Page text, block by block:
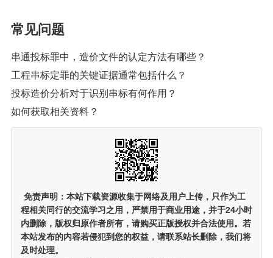
常见问题
串通投标罪中，造价文件的认定方法有哪些？
工程串标定罪的关键证据通常包括什么？
投标造价分析对于识别串标有何作用？
如何获取相关资料？
免责声明： 本站下载资源收集于网络及用户上传， 只作为工
程相关同行的交流学习之用 ，严禁用于商业用途，并于24小时
内删除，版权归原作者所有，请购买正版授权并合法使用。若
本站发布的内容若侵犯到您的权益，请联系站长删除，我们将
及时处理。